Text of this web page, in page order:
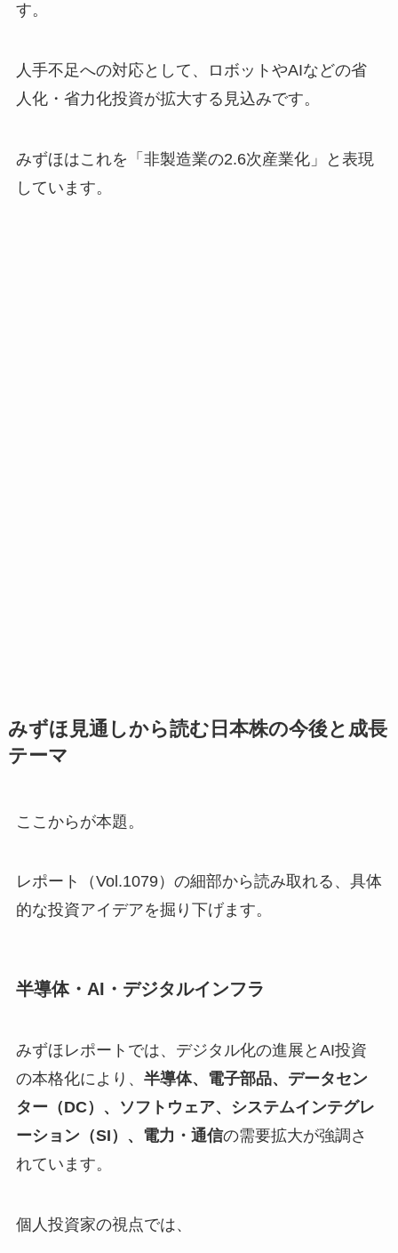
す。
人手不足への対応として、ロボットやAIなどの省
人化・省力化投資が拡大する見込みです。
みずほはこれを「非製造業の2.6次産業化」と表現
しています。
みずほ見通しから読む日本株の今後と成長
テーマ
ここからが本題。
レポート（Vol.1079）の細部から読み取れる、具体
的な投資アイデアを掘り下げます。
半導体・AI・デジタルインフラ
みずほレポートでは、デジタル化の進展とAI投資
の本格化により、 半導体、電子部品、データセン
ター（DC）、ソフトウェア、システムインテグレ
ーション（SI）、電力・通信の需要拡大が強調さ
れています。
個人投資家の視点では、